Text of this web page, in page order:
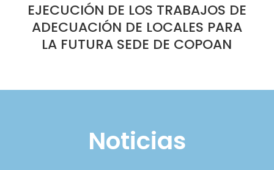
EJECUCIÓN DE LOS TRABAJOS DE
ADECUACIÓN DE LOCALES PARA
LA FUTURA SEDE DE COPOAN
Noticias